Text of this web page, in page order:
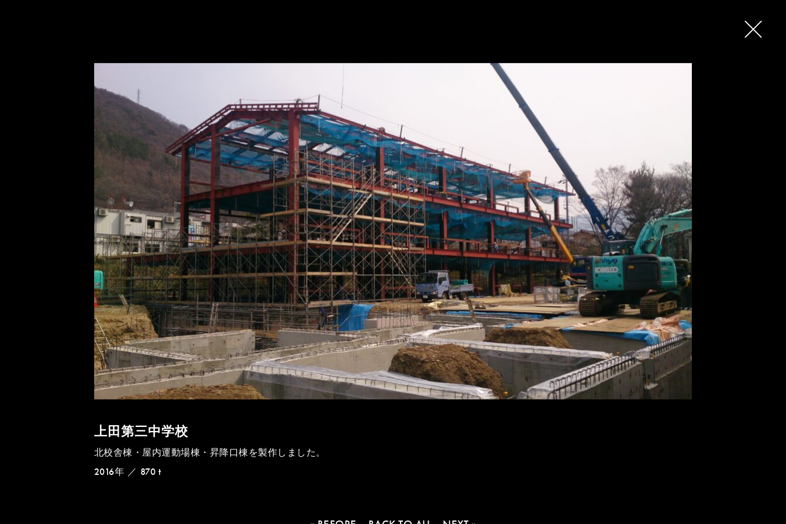
上田第三中学校
北校舎棟・屋内運動場棟・昇降口棟を製作しました。
2016年 ／ 870 t